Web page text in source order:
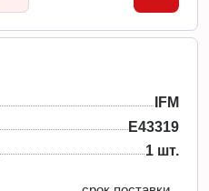
IFM
E43319
1 шт.